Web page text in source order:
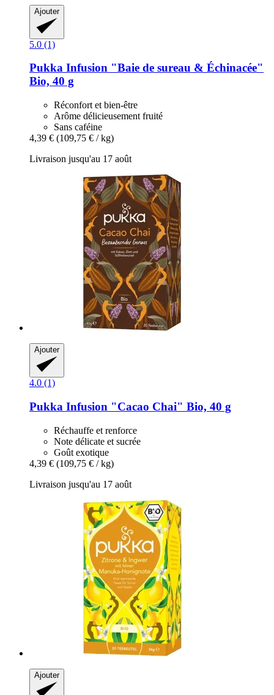
Ajouter
5.0 (1)
Pukka Infusion "Baie de sureau & Échinacée"
Bio, 40 g
Réconfort et bien-être
Arôme délicieusement fruité
Sans caféine
4,39 € (109,75 € / kg)
Livraison jusqu'au 17 août
Ajouter
4.0 (1)
Pukka Infusion "Cacao Chai" Bio, 40 g
Réchauffe et renforce
Note délicate et sucrée
Goût exotique
4,39 € (109,75 € / kg)
Livraison jusqu'au 17 août
Ajouter